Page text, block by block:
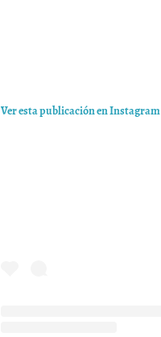
Ver esta publicación en Instagram